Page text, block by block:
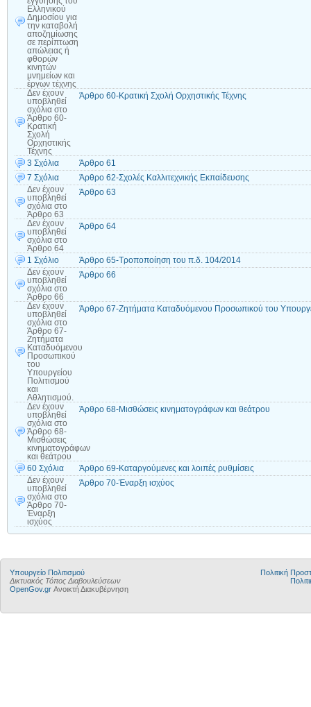
Ελληνικού
Δημοσίου για
την καταβολή
αποζημίωσης
σε περίπτωση
απώλειας ή
φθορών
κινητών
μνημείων και
έργων τέχνης
Δεν έχουν
υποβληθεί
σχόλια στο
Άρθρο 60-
Κρατική
Σχολή
Ορχηστικής
Τέχνης
Άρθρο 60-Κρατική Σχολή Ορχηστικής Τέχνης
3 Σχόλια
Άρθρο 61
7 Σχόλια
Άρθρο 62-Σχολές Καλλιτεχνικής Εκπαίδευσης
Δεν έχουν
υποβληθεί
σχόλια στο
Άρθρο 63
Άρθρο 63
Δεν έχουν
υποβληθεί
σχόλια στο
Άρθρο 64
Άρθρο 64
1 Σχόλιο
Άρθρο 65-Τροποποίηση του π.δ. 104/2014
Δεν έχουν
υποβληθεί
σχόλια στο
Άρθρο 66
Άρθρο 66
Δεν έχουν
υποβληθεί
σχόλια στο
Άρθρο 67-
Ζητήματα
Καταδυόμενου
Προσωπικού
του
Υπουργείου
Πολιτισμού
και
Αθλητισμού.
Άρθρο 67-Ζητήματα Καταδυόμενου Προσωπικού του
Δεν έχουν
υποβληθεί
σχόλια στο
Άρθρο 68-
Μισθώσεις
κινηματογράφων
και θεάτρου
Άρθρο 68-Μισθώσεις κινηματογράφων και θεάτρου
60 Σχόλια
Άρθρο 69-Καταργούμενες και λοιπές ρυθμίσεις
Δεν έχουν
υποβληθεί
σχόλια στο
Άρθρο 70-
Έναρξη
ισχύος
Άρθρο 70-Έναρξη ισχύος
Υπουργείο Πολιτισμού
Δικτυακός Τόπος Διαβουλεύσεων
OpenGov.gr Ανοικτή Διακυβέρνηση
Πολιτική